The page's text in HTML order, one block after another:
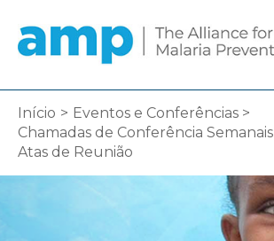
diretamente
para
o
conteúdo
Início
Eventos e Conferências
Chamadas de Conferência Semanais
Atas de Reunião